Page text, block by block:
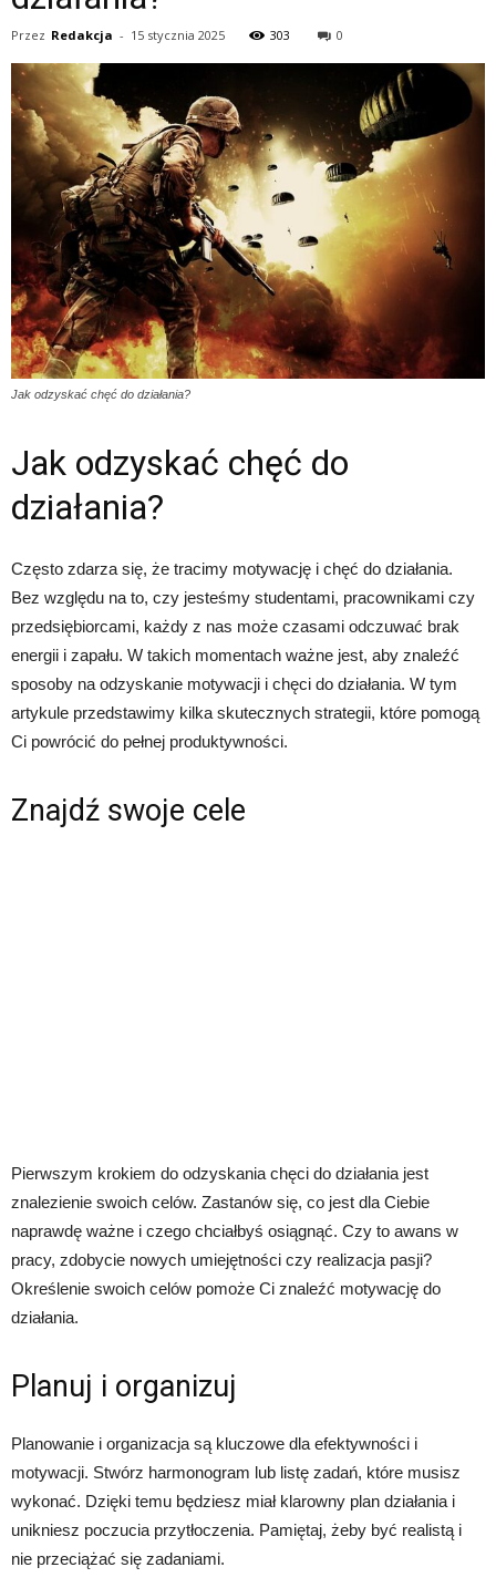
Przez Redakcja - 15 stycznia 2025 303 0
Jak odzyskać chęć do działania?
Jak odzyskać chęć do
działania?
Często zdarza się, że tracimy motywację i chęć do działania.
Bez względu na to, czy jesteśmy studentami, pracownikami czy
przedsiębiorcami, każdy z nas może czasami odczuwać brak
energii i zapału. W takich momentach ważne jest, aby znaleźć
sposoby na odzyskanie motywacji i chęci do działania. W tym
artykule przedstawimy kilka skutecznych strategii, które pomogą
Ci powrócić do pełnej produktywności.
Znajdź swoje cele
Pierwszym krokiem do odzyskania chęci do działania jest
znalezienie swoich celów. Zastanów się, co jest dla Ciebie
naprawdę ważne i czego chciałbyś osiągnąć. Czy to awans w
pracy, zdobycie nowych umiejętności czy realizacja pasji?
Określenie swoich celów pomoże Ci znaleźć motywację do
działania.
Planuj i organizuj
Planowanie i organizacja są kluczowe dla efektywności i
motywacji. Stwórz harmonogram lub listę zadań, które musisz
wykonać. Dzięki temu będziesz miał klarowny plan działania i
unikniesz poczucia przytłoczenia. Pamiętaj, żeby być realistą i
nie przeciążać się zadaniami.